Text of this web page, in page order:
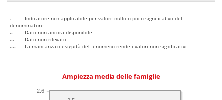
-
Indicatore non applicabile per valore nullo o poco significativo del
denominatore
..
Dato non ancora disponibile
...
Dato non rilevato
....
La mancanza o esiguità del fenomeno rende i valori non significativi
Ampiezza media delle famiglie
2.6